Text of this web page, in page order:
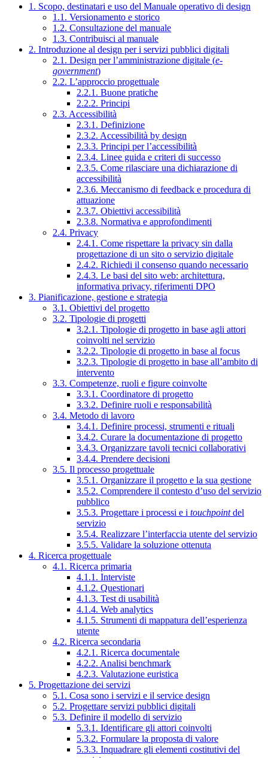
1. Scopo, destinatari e uso del Manuale operativo di design
1.1. Versionamento e storico
1.2. Consultazione del manuale
1.3. Contribuisci al manuale
2. Introduzione al design per i servizi pubblici digitali
2.1. Design per l’amministrazione digitale (e-
government)
2.2. L’approccio progettuale
2.2.1. Buone pratiche
2.2.2. Principi
2.3. Accessibilità
2.3.1. Definizione
2.3.2. Accessibilità by design
2.3.3. Principi per l’accessibilità
2.3.4. Linee guida e criteri di successo
2.3.5. Come rilasciare una dichiarazione di
accessibilità
2.3.6. Meccanismo di feedback e procedura di
attuazione
2.3.7. Obiettivi accessibilità
2.3.8. Normativa e approfondimenti
2.4. Privacy
2.4.1. Come rispettare la privacy sin dalla
progettazione di un sito o servizio digitale
2.4.2. Richiedi il consenso quando necessario
2.4.3. Le basi del sito web: architettura,
informativa privacy, riferimenti DPO
3. Pianificazione, gestione e strategia
3.1. Obiettivi del progetto
3.2. Tipologie di progetti
3.2.1. Tipologie di progetto in base agli attori
coinvolti nel servizio
3.2.2. Tipologie di progetto in base al focus
3.2.3. Tipologie di progetto in base all’ambito di
intervento
3.3. Competenze, ruoli e figure coinvolte
3.3.1. Coordinatore di progetto
3.3.2. Definire ruoli e responsabilità
3.4. Metodo di lavoro
3.4.1. Definire processi, strumenti e rituali
3.4.2. Curare la documentazione di progetto
3.4.3. Organizzare tavoli tecnici collaborativi
3.4.4. Prendere decisioni
3.5. Il processo progettuale
3.5.1. Organizzare il progetto e la sua gestione
3.5.2. Comprendere il contesto d’uso del servizio
pubblico
3.5.3. Progettare i processi e i touchpointdel
servizio
3.5.4. Realizzare l’interfaccia utente del servizio
3.5.5. Validare la soluzione ottenuta
4. Ricerca progettuale
4.1. Ricerca primaria
4.1.1. Interviste
4.1.2. Questionari
4.1.3. Test di usabilità
4.1.4. Web analytics
4.1.5. Strumenti di mappatura dell’esperienza
utente
4.2. Ricerca secondaria
4.2.1. Ricerca documentale
4.2.2. Analisi benchmark
4.2.3. Valutazione euristica
5. Progettazione dei servizi
5.1. Cosa sono i servizi e il service design
5.2. Progettare servizi pubblici digitali
5.3. Definire il modello di servizio
5.3.1. Identificare gli attori coinvolti
5.3.2. Formulare la proposta di valore
5.3.3. Inquadrare gli elementi costitutivi del